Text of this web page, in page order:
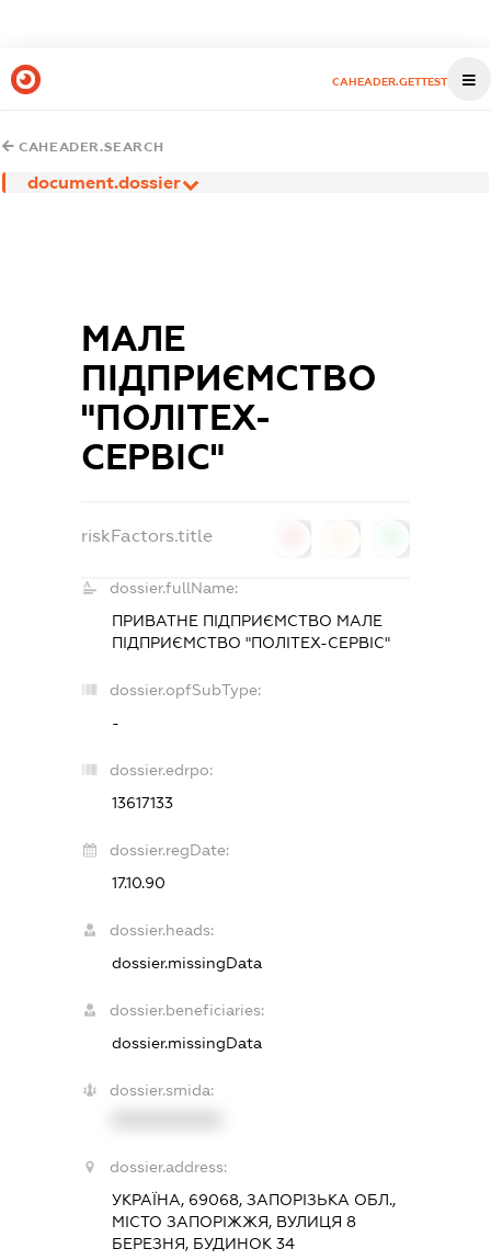
CAHEADER.GETTEST
CAHEADER.SEARCH
document.dossier
МАЛЕ
ПІДПРИЄМСТВО
"ПОЛІТЕХ-
СЕРВІС"
riskFactors.title
dossier.fullName:
ПРИВАТНЕ ПІДПРИЄМСТВО МАЛЕ
ПІДПРИЄМСТВО "ПОЛІТЕХ-СЕРВІС"
dossier.opfSubType:
-
dossier.edrpo:
13617133
dossier.regDate:
17.10.90
dossier.heads:
dossier.missingData
dossier.beneficiaries:
dossier.missingData
dossier.smida:
dossier.address:
УКРАЇНА, 69068, ЗАПОРІЗЬКА ОБЛ.,
МІСТО ЗАПОРІЖЖЯ, ВУЛИЦЯ 8
БЕРЕЗНЯ, БУДИНОК 34